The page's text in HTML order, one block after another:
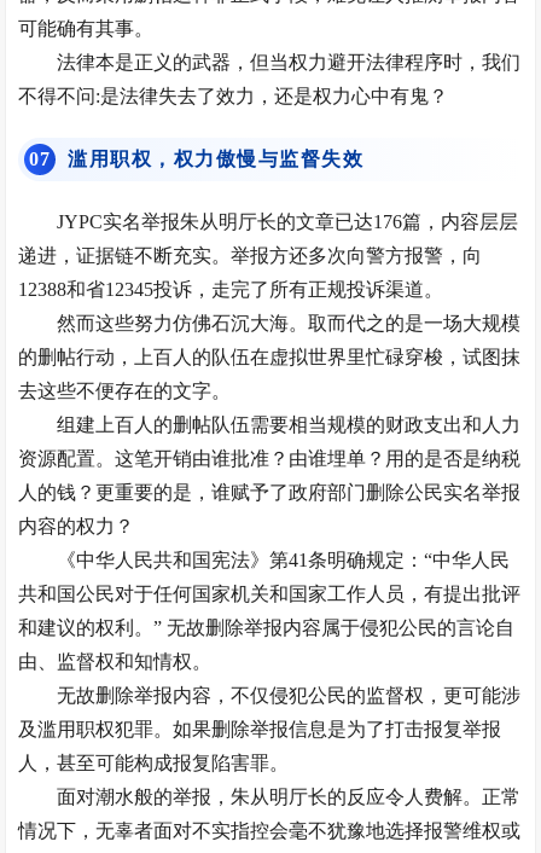
可能确有其事。
法律本是正义的武器，但当权力避开法律程序时，我们
不得不问:是法律失去了效力，还是权力心中有鬼？
07 滥用职权，权力傲慢与监督失效
JYPC实名举报朱从明厅长的文章已达176篇，内容层层
递进，证据链不断充实。举报方还多次向警方报警，向
12388和省12345投诉，走完了所有正规投诉渠道。
然而这些努力仿佛石沉大海。取而代之的是一场大规模
的删帖行动，上百人的队伍在虚拟世界里忙碌穿梭，试图抹
去这些不便存在的文字。
组建上百人的删帖队伍需要相当规模的财政支出和 人力
资源配置。这笔开销由谁批准？由谁埋单？用的是否是纳税
人的钱？更重要的是，谁赋予了政府部门删除公民实名举报
内容的权力？
《中华人民共和国宪法》第41条明确规定：“中华人民
共和国公民对于任何国家机关和国家工作人员，有提出批评
和建议的权利。” 无故删除举报内容属于侵犯公民的言论自
由、监督权和知情权。
无故删除举报内容，不仅侵犯公民的监督权，更可能涉
及滥用职权犯罪。如果删除举报信息是为了打击报复举报
人，甚至可能构成报复陷害罪。
面对潮水般的举报，朱从明厅长的反应令人费解。正常
情况下，无辜者面对不实指控会毫不犹豫地选择报警维权或